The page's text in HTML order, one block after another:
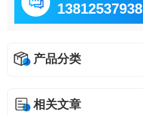
13812537938
产品分类
相关文章